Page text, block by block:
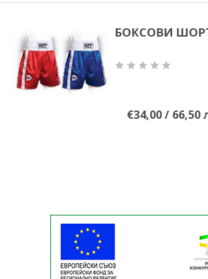
БОКСОВИ
€34,00 / 66,50